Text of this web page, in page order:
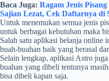
Baca Juga: Ragam Jenis
Sajian Lezat, Cek Daftarnya di
Untuk menemukan semua jenis
untuk berbagai kebutuhan maka
Salah satu aplikasi belanja online
buah-buahan baik yang berasal
Selain lengkap, aplikasi Astro
buahan yang dibeli tentunya
bisa dibeli kapan saja.